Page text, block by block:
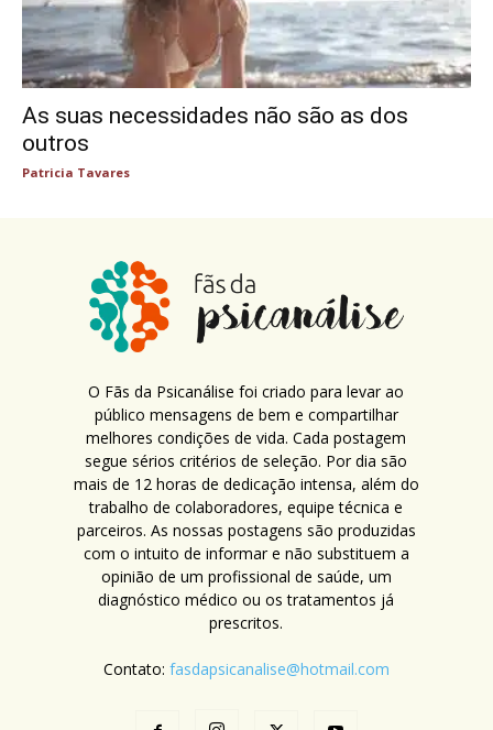
As suas necessidades não são as dos
outros
Patricia Tavares
O Fãs da Psicanálise foi criado para levar ao
público mensagens de bem e compartilhar
melhores condições de vida. Cada postagem
segue sérios critérios de seleção. Por dia são
mais de 12 horas de dedicação intensa, além do
trabalho de colaboradores, equipe técnica e
parceiros. As nossas postagens são produzidas
com o intuito de informar e não substituem a
opinião de um profissional de saúde, um
diagnóstico médico ou os tratamentos já
prescritos.
Contato: fasdapsicanalise@hotmail.com